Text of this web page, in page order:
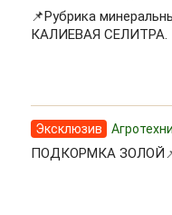
📌Рубрика
КАЛИЕВАЯ СЕЛИТРА.
Эксклюзив
ПОДКОРМКА